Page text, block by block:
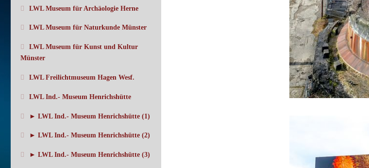
LWL Museum für Archäologie Herne
LWL Museum für Naturkunde Münster
LWL Museum für Kunst und Kultur
Münster
LWL Freilichtmuseum Hagen Wesf.
LWL Ind.- Museum Henrichshütte
► LWL Ind.- Museum Henrichshütte (1)
► LWL Ind.- Museum Henrichshütte (2)
► LWL Ind.- Museum Henrichshütte (3)